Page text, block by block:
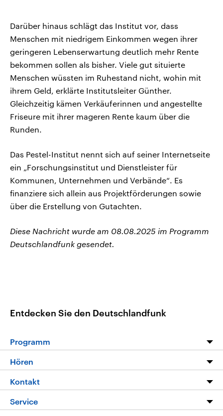
Darüber hinaus schlägt das Institut vor, dass
Menschen mit niedrigem Einkommen wegen ihrer
geringeren Lebenserwartung deutlich mehr Rente
bekommen sollen als bisher. Viele gut situierte
Menschen wüssten im Ruhestand nicht, wohin mit
ihrem Geld, erklärte Institutsleiter Günther.
Gleichzeitig kämen Verkäuferinnen und angestellte
Friseure mit ihrer mageren Rente kaum über die
Runden.
Das Pestel-Institut nennt sich auf seiner Internetseite
ein „Forschungsinstitut und Dienstleister für
Kommunen, Unternehmen und Verbände“. Es
finanziere sich allein aus Projektförderungen sowie
über die Erstellung von Gutachten.
Diese Nachricht wurde am 08.08.2025 im Programm
Deutschlandfunk gesendet.
Entdecken Sie den Deutschlandfunk
Programm
Programm
Die Nachrichten
Nachrichtenleicht
Hören
Livestream
Podcasts
Kontakt
Hörerservice
Service